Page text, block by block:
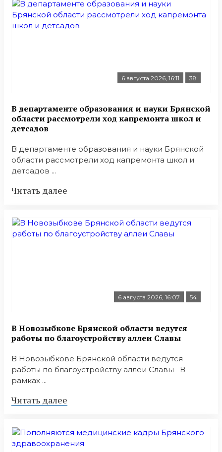
6 августа 2026, 16:11 38
В департаменте образования и науки Брянской
области рассмотрели ход капремонта школ и
детсадов
В департаменте образования и науки Брянской
области рассмотрели ход капремонта школ и
детсадов ...
Читать далее
6 августа 2026, 16:07 54
В Новозыбкове Брянской области ведутся
работы по благоустройству аллеи Славы
В Новозыбкове Брянской области ведутся
работы по благоустройству аллеи Славы В
рамках ...
Читать далее